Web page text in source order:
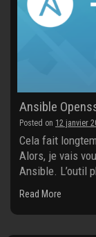
Ansible
Posted on 12 janvier
Cela fait
Alors, je vais
Ansible. L’outil
Read More